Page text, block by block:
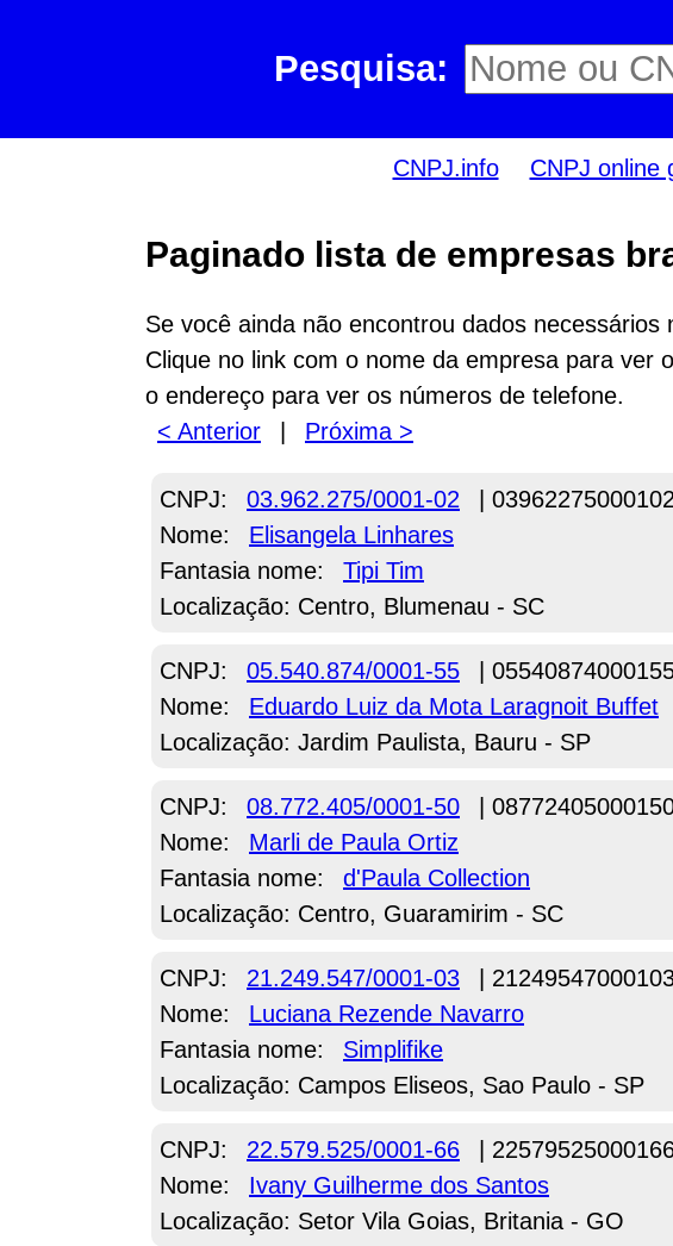
Pesquisa:
CNPJ.info CNPJ online
Paginado lista de empresas
Se você ainda não encontrou dados
Clique no link com o nome da empresa para ver
o endereço para ver os números de telefone.
< Anterior
| Próxima >
CNPJ: 03.962.275/0001-02
|
Nome:
Elisangela Linhares
Fantasia nome:
Tipi Tim
Localização: Centro, Blumenau - SC
CNPJ: 05.540.874/0001-55
|
Nome:
Eduardo Luiz da Mota Laragnoit Buffet
Localização: Jardim Paulista, Bauru - SP
CNPJ: 08.772.405/0001-50
|
Nome:
Marli de Paula Ortiz
Fantasia nome:
d'Paula Collection
Localização: Centro, Guaramirim - SC
CNPJ: 21.249.547/0001-03
|
Nome:
Luciana Rezende Navarro
Fantasia nome:
Simplifike
Localização: Campos Eliseos, Sao Paulo - SP
CNPJ: 22.579.525/0001-66
|
Nome:
Ivany Guilherme dos Santos
Localização: Setor Vila Goias, Britania - GO